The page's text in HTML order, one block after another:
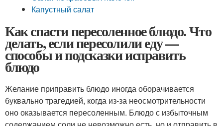
Капустный салат
Как спасти пересоленное блюдо. Что
делать, если пересолили еду —
способы и подсказки исправить
блюдо
Желание приправить блюдо иногда оборачивается
буквально трагедией, когда из-за неосмотрительности
оно оказывается пересоленным. Блюдо с избыточным